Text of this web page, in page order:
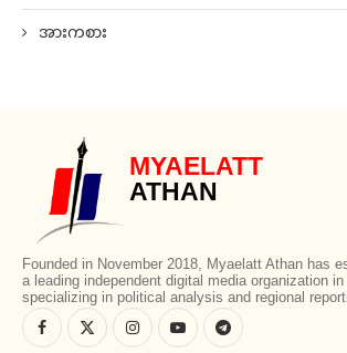
အားကစား
MYAELATT
ATHAN
Founded in November 2018, Myaelatt Athan has
a leading independent digital media organization in
specializing in political analysis and regional